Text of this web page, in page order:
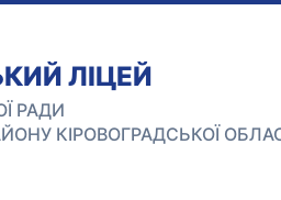
ЛІЦЕЙ
РАДИ
КІРОВОГРАДСЬКОЇ